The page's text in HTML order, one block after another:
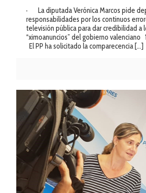
· La diputada Verónica Marcos pide
responsabilidades por los continuos
televisión pública para dar credibilidad a
“ximoanuncios” del gobierno valenciano
El PP ha solicitado la comparecencia […]